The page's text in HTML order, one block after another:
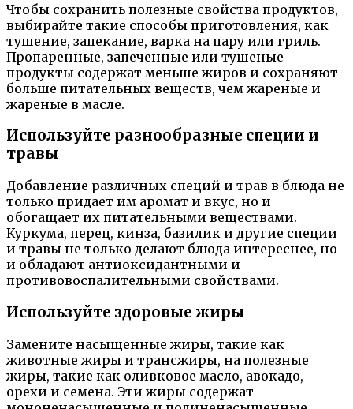
Чтобы сохранить полезные свойства продуктов,
выбирайте такие способы приготовления, как
тушение, запекание, варка на пару или гриль.
Пропаренные, запеченные или тушеные
продукты содержат меньше жиров и сохраняют
больше питательных веществ, чем жареные и
жареные в масле.
Используйте разнообразные специи и
травы
Добавление различных специй и трав в блюда не
только придает им аромат и вкус, но и
обогащает их питательными веществами.
Куркума, перец, кинза, базилик и другие специи
и травы не только делают блюда интереснее, но
и обладают антиоксидантными и
противовоспалительными свойствами.
Используйте здоровые жиры
Замените насыщенные жиры, такие как
животные жиры и трансжиры, на полезные
жиры, такие как оливковое масло, авокадо,
орехи и семена. Эти жиры содержат